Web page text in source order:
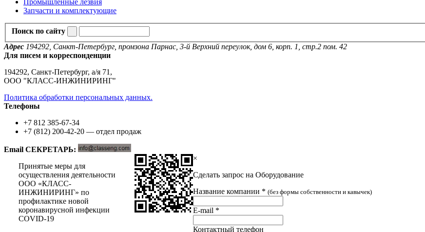
Запчасти и комплектующие
Поиск по сайту
Адрес 194292, Санкт-Петербург, промзона Парнас, 3-й Верхний переулок, дом 6, корп. 1, стр.2 пом. 42
Для писем и корреспонденции
194292, Санкт-Петербург, а/я 71,
ООО "КЛАСС-ИНЖИНИРИНГ"
Политика обработки персональных данных.
Телефоны
+7 812 385-67-34
+7 (812) 200-42-20 — отдел продаж
Email СЕКРЕТАРЬ:
Принятые меры для
осуществления деятельности
ООО «КЛАСС-
ИНЖИНИРИНГ» по
профилактике новой
коронавирусной инфекции
COVID-19
×
Сделать запрос на Оборудование
Название компании * (без формы собственности и кавычек)
E-mail *
Контактный телефон